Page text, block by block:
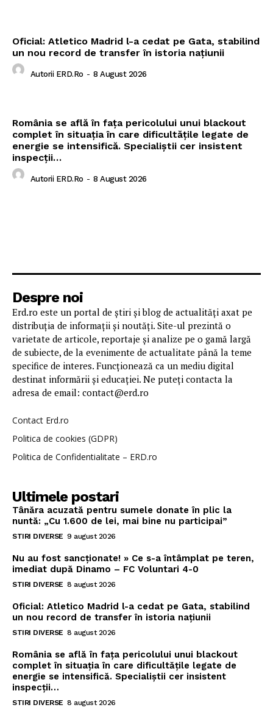
Oficial: Atletico Madrid l-a cedat pe Gata, stabilind
un nou record de transfer în istoria națiunii
Autorii ERD.ro - 8 August 2026
România se află în fața pericolului unui blackout
complet în situația în care dificultățile legate de
energie se intensifică. Specialiștii cer insistent
inspecții…
Autorii ERD.ro - 8 August 2026
Despre noi
Erd.ro este un portal de știri și blog de actualități axat pe
distribuția de informații și noutăți. Site-ul prezintă o
varietate de articole, reportaje și analize pe o gamă largă
de subiecte, de la evenimente de actualitate până la teme
specifice de interes. Funcționează ca un mediu digital
destinat informării și educației. Ne puteți contacta la
adresa de email: contact@erd.ro
Contact Erd.ro
Politica de cookies (GDPR)
Politica de Confidentialitate – ERD.ro
Ultimele postari
Tânăra acuzată pentru sumele donate în plic la
nuntă: „Cu 1.600 de lei, mai bine nu participai”
STIRI DIVERSE 9 august 2026
Nu au fost sancționate! » Ce s-a întâmplat pe teren,
imediat după Dinamo – FC Voluntari 4-0
STIRI DIVERSE 8 august 2026
Oficial: Atletico Madrid l-a cedat pe Gata, stabilind
un nou record de transfer în istoria națiunii
STIRI DIVERSE 8 august 2026
România se află în fața pericolului unui blackout
complet în situația în care dificultățile legate de
energie se intensifică. Specialiștii cer insistent
inspecții…
STIRI DIVERSE 8 august 2026